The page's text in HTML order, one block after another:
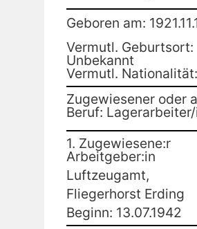
Geboren am:
Vermutl. Geburtsort:
Unbekannt
Vermutl.
Zugewiesener oder
Beruf:
1. Zugewiesene:r
Arbeitgeber:in
Luftzeugamt,
Fliegerhorst Erding
Beginn: 13.07.1942